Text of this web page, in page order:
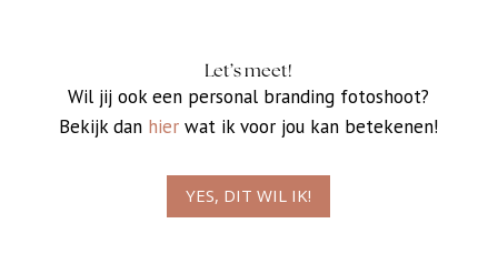
Let’s meet!
Wil jij ook een personal branding fotoshoot?
Bekijk dan hier wat ik voor jou kan betekenen!
YES, DIT WIL IK!